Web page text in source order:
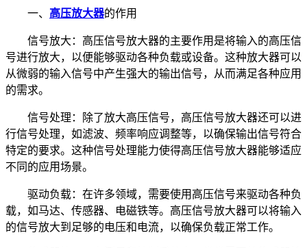
一、 高压放大器的作用
信号放大：高压信号放大器的主要作用是将输入的高压信
号进行放大，以便能够驱动各种负载或设备。这种放大器可以
从微弱的输入信号中产生强大的输出信号，从而满足各种应用
的需求。
信号处理：除了放大高压信号，高压信号放大器还可以进
行信号处理，如滤波、频率响应调整等，以确保输出信号符合
特定的要求。这种信号处理能力使得高压信号放大器能够适应
不同的应用场景。
驱动负载：在许多领域，需要使用高压信号来驱动各种负
载，如马达、传感器、电磁铁等。高压信号放大器可以将输入
的信号放大到足够的电压和电流，以确保负载正常工作。